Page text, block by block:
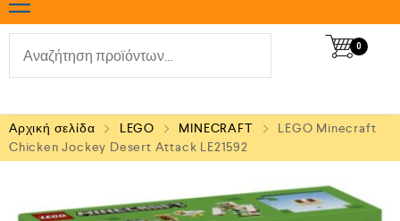
0
Αρχική σελίδα LEGO MINECRAFT
LEGO Minecraft
Chicken Jockey Desert Attack LE21592